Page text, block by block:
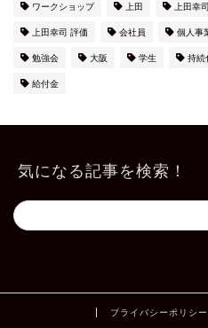
ワークショップ 上田 上田幸司
上田幸司 評価 会社員 個人事
勉強会 大阪 学生 持続
給付金
気になる記事を検索！
プライバシーポリシー